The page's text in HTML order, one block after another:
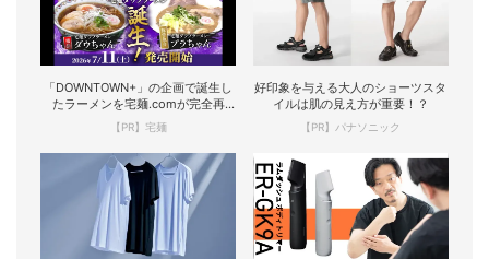
「DOWNTOWN+」の企画で誕生し
たラーメンを宅麺.comが完全再
現！
【PR】宅麺
好印象を与える大人のショーツスタ
イルは肌の見え方が重要！？
【PR】パナソニック